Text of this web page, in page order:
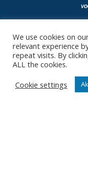
JA,
We use cookies on
relevant experience
repeat visits. By
ALL the cookies.
Cookie settings